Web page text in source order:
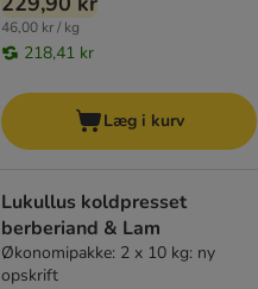
46,00 kr / kg
218,41 kr
Læg i kurv
Lukullus koldpresset
berberiand & Lam
Økonomipakke: 2 x 10 kg: ny
opskrift